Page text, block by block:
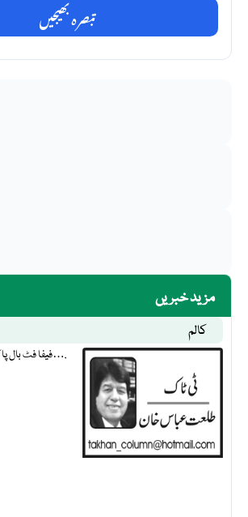
مزید خبریں
کالم
فیفا فٹ بال پاکستان کا مگر….
تبصرہ بھیجیں